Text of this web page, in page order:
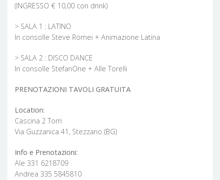
(INGRESSO € 10,00 con drink)
> SALA 1 : LATINO
In consolle Steve Romei + Animazione Latina
> SALA 2 : DISCO DANCE
In consolle StefanOne + Alle Torelli
PRENOTAZIONI TAVOLI GRATUITA
Location:
Cascina 2 Torri
Via Guzzanica 41, Stezzano (BG)
Info e Prenotazioni:
Ale 331 6218709
Andrea 335 5845810